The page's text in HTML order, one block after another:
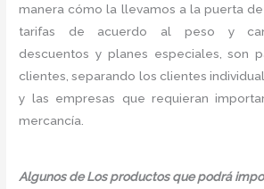
manera cómo la llevamos a la puerta
tarifas de acuerdo al peso y
descuentos y planes especiales, son
clientes, separando los clientes
y las empresas que requieran
mercancía.
Algunos de Los productos que podrá